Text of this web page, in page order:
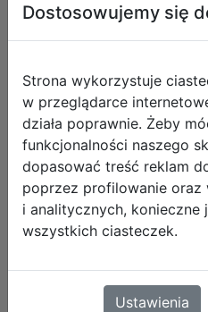
Klas 1-3
Dostosowujemy się
Strona wykorzystuje
w przeglądarce
działa poprawnie. Żeby
funkcjonalności naszego
dopasować treść reklam
poprzez profilowanie
i analitycznych, konieczne
wszystkich ciasteczek.
Ustawienia